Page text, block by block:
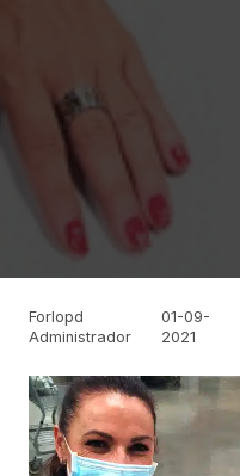
Forlopd
Administrador
01-09-
2021